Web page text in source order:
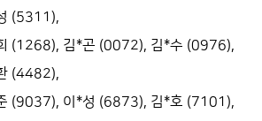
(5311),
(1268), 김*곤 (0072), 김*수 (0976),
(4482),
(9037), 이*성 (6873), 김*호 (7101),